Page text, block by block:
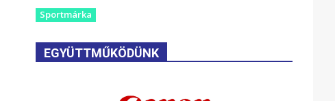
Sportmárka
EGYÜTTMŰKÖDÜNK